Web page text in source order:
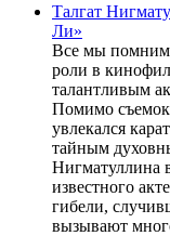
Талгат
Ли»
Все мы помним
роли в
талантливым
Помимо съемок
увлекался
тайным
Нигматуллина
известного
гибели,
вызывают